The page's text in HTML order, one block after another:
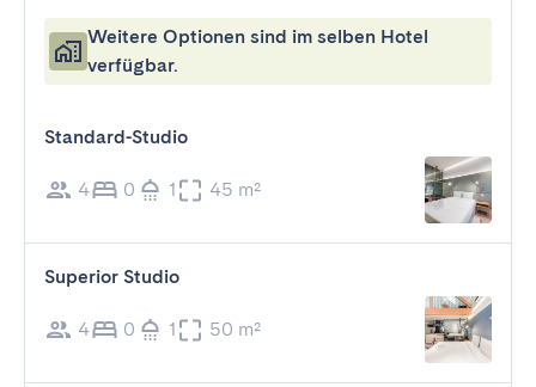
Weitere Optionen sind im selben Hotel
verfügbar.
Standard-Studio
4 0 1 45 m²
Superior Studio
4 0 1 50 m²